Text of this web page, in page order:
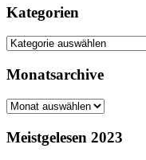
Kategorien
Kategorien
Monatsarchive
Monatsarchive
Meistgelesen 2023